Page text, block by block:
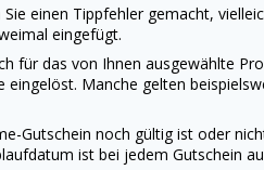
einen Tippfehler gemacht,
eingefügt.
für das von Ihnen ausgewählte
eingelöst. Manche gelten
noch gültig ist oder
ist bei jedem Gutschein